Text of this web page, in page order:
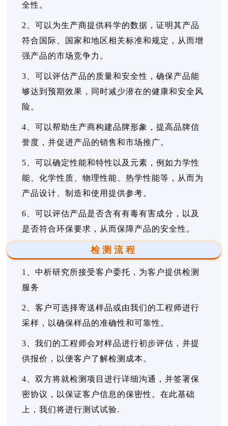
全性。
2、可以为生产商提供科学的数据，证明其产品
符合国际、国家和地区相关标准和规定，从而增
强产品的市场竞争力。
3、可以评估产品的质量和安全性，确保产品能
够达到预期效果，同时减少潜在的健康和安全风
险。
4、可以帮助生产商构建品牌形象，提高品牌信
誉度，并促进产品的销售和市场推广。
5、可以确定性能和特性以及元素，例如力学性
能、化学性质、物理性能、热学性能等，从而为
产品设计、制造和使用提供参考。
6、可以评估产品是否含有有毒有害成分，以及
是否符合环保要求，从而保障产品的安全性。
检测流程
1、中析研究所接受客户委托，为客户提供检测
服务
2、客户可选择寄送样品或由我们的工程师进行
采样，以确保样品的准确性和可靠性。
3、我们的工程师会对样品进行初步评估，并提
供报价，以便客户了解检测成本。
4、双方将就检测项目进行详细沟通，并签署保
密协议，以保证客户信息的保密性。在此基础
上，我们将进行测试试验.